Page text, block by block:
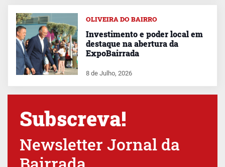
OLIVEIRA DO BAIRRO
Investimento e poder local em
destaque na abertura da
ExpoBairrada
8 de Julho, 2026
Subscreva!
Newsletter Jornal da